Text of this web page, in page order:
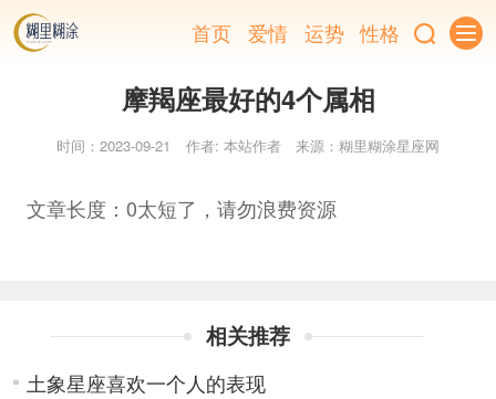
首页 爱情 运势 性格
摩羯座最好的4个属相
时间：2023-09-21 作者: 本站作者 来源：糊里糊涂星座网
文章长度：0太短了，请勿浪费资源
相关推荐
土象星座喜欢一个人的表现